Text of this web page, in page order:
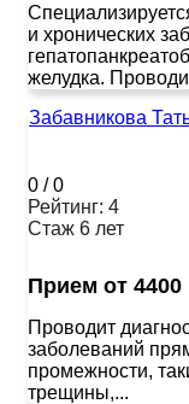
и хронических
желудка.
Забавникова
0 /0
Рейтинг: 4
Стаж 6 лет
Прием от 4400
Проводит
заболеваний
промежности,
трещины,...